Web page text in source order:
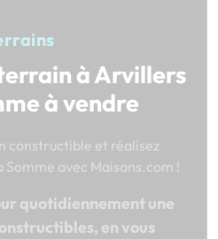
à Arvillers
à vendre
constructible et réalisez
Somme avec Maisons.com !
quotidiennement une
en vous